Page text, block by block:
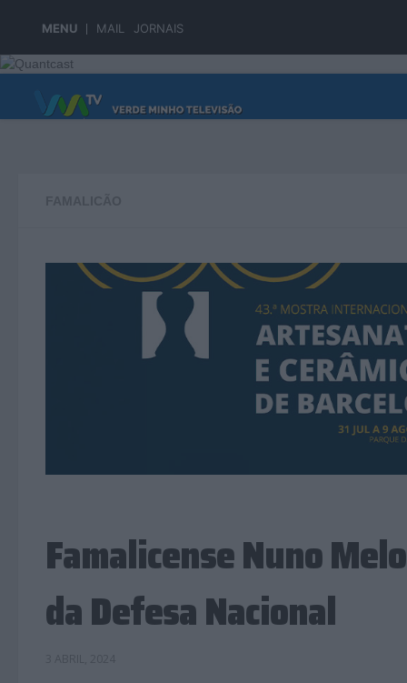
MENU MAIL JORNAIS
Skip to content
Famalicense Nuno
da Defesa Nacional